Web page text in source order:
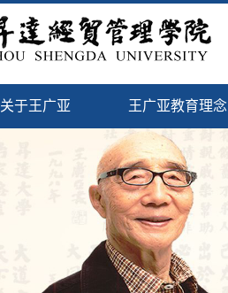
关于王广亚 王广亚教育理念